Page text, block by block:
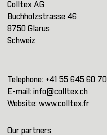
Colltex AG
Buchholzstrasse 46
8750 Glarus
Schweiz
Telephone: +41 55 645 60 70
E-mail: info@colltex.ch
Website: www.colltex.fr
Our partners